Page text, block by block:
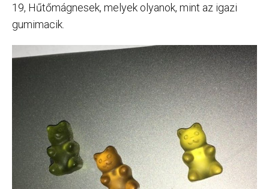
19, Hűtőmágnesek, melyek olyanok, mint az igazi
gumimacik.